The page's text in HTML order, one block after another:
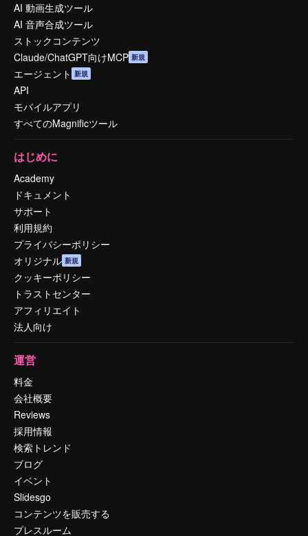
AI 動画生成ツール
AI 音声合成ツール
ストックコンテンツ
Claude/ChatGPT向けMCP 新規
エージェント 新規
API
モバイルアプリ
すべてのMagnificツール
はじめに
Academy
ドキュメント
サポート
利用規約
プライバシーポリシー
オリジナル 新規
クッキーポリシー
トラストセンター
アフィリエイト
法人向け
運営
料金
会社概要
Reviews
採用情報
検索トレンド
ブログ
イベント
Slidesgo
コンテンツを販売する
プレスルーム